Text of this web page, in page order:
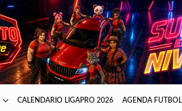
CALENDARIO LIGAPRO 2026 AGENDA